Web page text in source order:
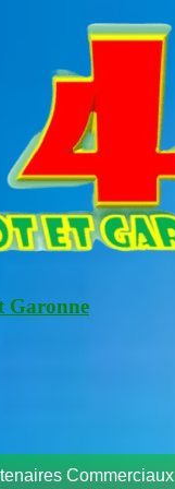
Garonne
Commerciaux